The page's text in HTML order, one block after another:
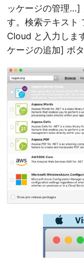
ッケージの管理…]
す。検索テキスト
Cloud と入力しま
ケージの追加] ボ